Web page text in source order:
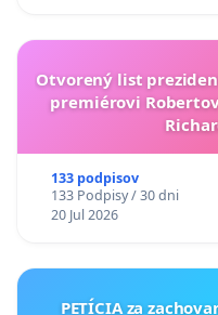
Otvorený list
premiérovi
133 podpisov
133 Podpisy / 30 dni
20 Jul 2026
PETÍCIA za